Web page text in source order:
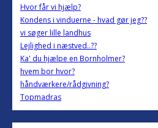
Hvor får vi hjælp?
Kondens i vinduerne - hvad gør jeg??
vi søger lille landhus
Lejlighed i næstved..??
Ka' du hjælpe en Bornholmer?
hvem bor hvor?
håndværkere/rådgivning?
Topmadras